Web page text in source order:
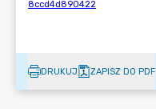
DRUKUJ ZAPISZ DO PDF